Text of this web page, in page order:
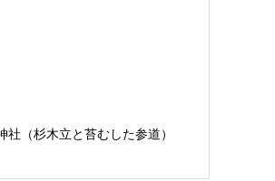
社（杉木立と苔むした参道）